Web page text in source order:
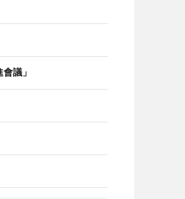
議」